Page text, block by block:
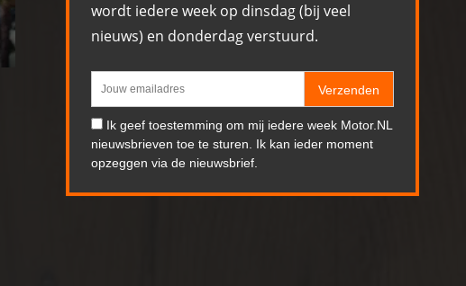
wordt iedere week op dinsdag (bij veel
nieuws) en donderdag verstuurd.
Verzenden
Ik geef toestemming om mij iedere week Motor.NL
nieuwsbrieven toe te sturen. Ik kan ieder moment
opzeggen via de nieuwsbrief.